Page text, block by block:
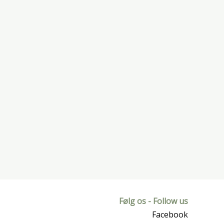
Følg os - Follow us
Facebook